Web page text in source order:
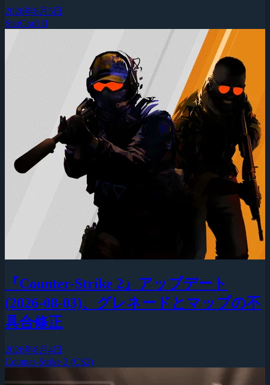
2026年8月5日
StarCraft II
『Counter-Strike 2』アップデート
(2026-08-03)、グレネードとマップの不
具合修正
2026年8月4日
Counter-Strike 2 (CS2)